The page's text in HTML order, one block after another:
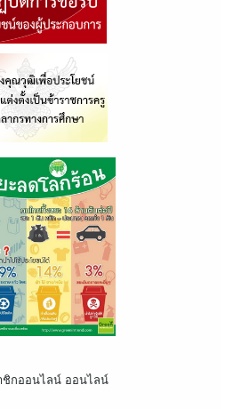
ชิกออนไลน์ ออนไลน์